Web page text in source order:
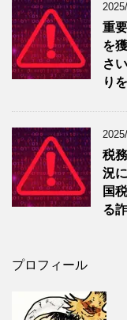
重
を
さ
り
税
況
国
る
プロフィール